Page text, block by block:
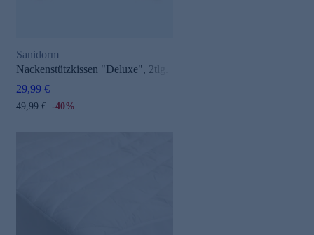
Sanidorm
Nackenstützkissen "Deluxe", 2tlg.
29,99 €
49,99 € -40%